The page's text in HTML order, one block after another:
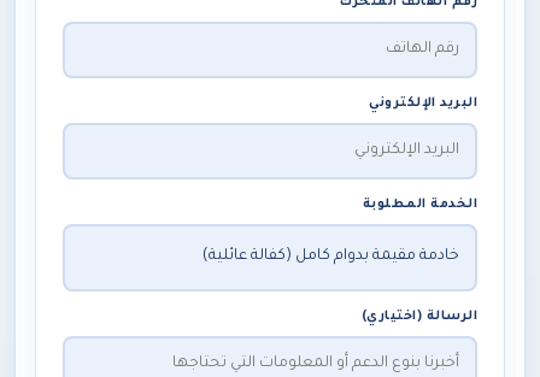
البريد الإلكتروني
الخدمة المطلوبة
الرسالة (اختياري)